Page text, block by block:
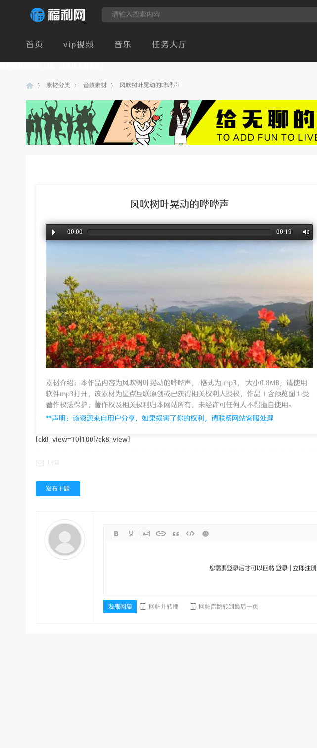
首页 vip视频 音乐 任务大厅
›
素材分类
›
音效素材
›
风吹树叶晃动的哗哗声
风吹树叶晃动的哗哗声
00:00 00:19
素材介绍：本作品内容为风吹树叶晃动的哗哗声， 格式为 mp3， 大小0.8MB；请使用
软件mp3打开，该素材为星点互联原创或已获得相关权利人授权，作品（含预览图）受
著作权法保护，著作权及相关权利归本网站所有，未经许可任何人不得擅自使用。
**声明：该资源来自用户分享，如果损害了你的权利，请联系网站客服处理
[ck8_view=10]100[/ck8_view]
发布主题
您需要登录后才可以回帖 登录 立即注册
发表回复 回帖并转播 回帖后跳转到最后一页